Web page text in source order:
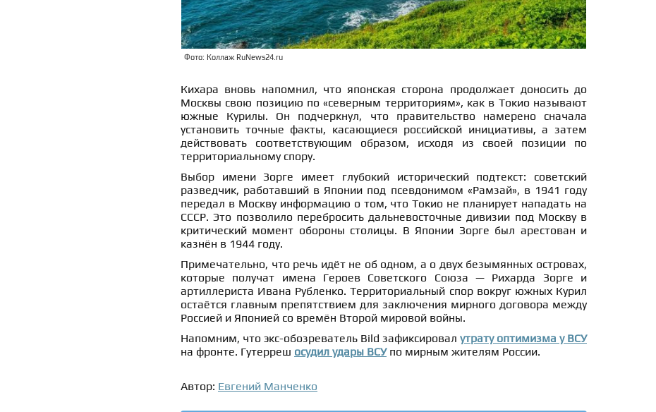
Фото: Коллаж RuNews24.ru
Кихара вновь напомнил, что японская сторона продолжает доносить до
Москвы свою позицию по «северным территориям», как в Токио называют
южные Курилы. Он подчеркнул, что правительство намерено сначала
установить точные факты, касающиеся российской инициативы, а затем
действовать соответствующим образом, исходя из своей позиции по
территориальному спору.
Выбор имени Зорге имеет глубокий исторический подтекст: советский
разведчик, работавший в Японии под псевдонимом «Рамзай», в 1941 году
передал в Москву информацию о том, что Токио не планирует нападать на
СССР. Это позволило перебросить дальневосточные дивизии под Москву в
критический момент обороны столицы. В Японии Зорге был арестован и
казнён в 1944 году.
Примечательно, что речь идёт не об одном, а о двух безымянных островах,
которые получат имена Героев Советского Союза — Рихарда Зорге и
артиллериста Ивана Рубленко. Территориальный спор вокруг южных Курил
остаётся главным препятствием для заключения мирного договора между
Россией и Японией со времён Второй мировой войны.
Напомним, что экс-обозреватель Bild зафиксировал утрату оптимизма у ВСУ
на фронте. Гутерреш осудил удары ВСУпо мирным жителям России.
Автор: Евгений Манченко